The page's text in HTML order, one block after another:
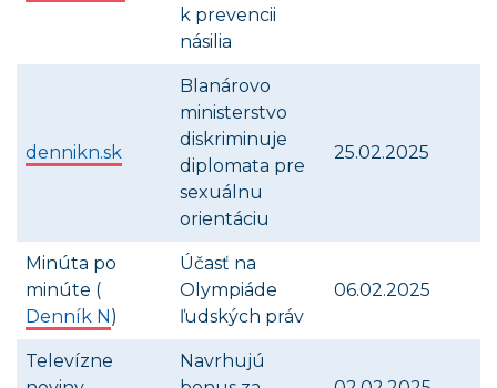
k prevencii
násilia
dennikn.sk
Blanárovo
ministerstvo
diskriminuje
diplomata pre
sexuálnu
orientáciu
25.02.2025
Minúta po
minúte (
Denník N)
Účasť na
Olympiáde
ľudských práv
06.02.2025
Televízne
Navrhujú